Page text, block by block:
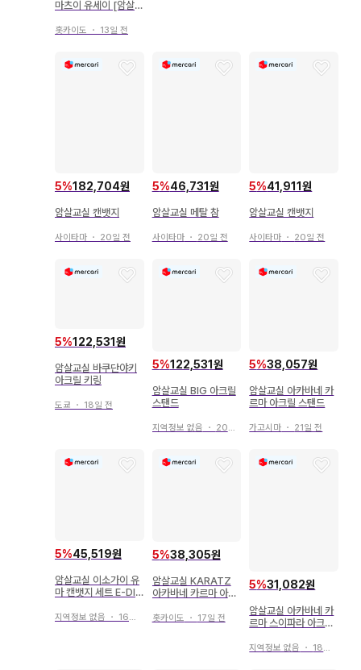
마츠이 유세이 [암살교
홋카이도 ・ 13일 전
5%182,704원
암살교실 캔뱃지
사이타마 ・ 20일 전
5%46,731원
암살교실 메탈 참
사이타마・ 20일 전
5%41,911원
암살교실 캔뱃지
사이타마 ・ 20일 전
5%122,531원
암살교실 바쿠단야키
아크릴 키링
도쿄 ・ 18일 전
5%122,531원
암살교실 BIG 아크릴
스탠드
지역정보 없음 ・ 20일 전
5%38,057원
암살교실 아카바네 카
르마 아크릴 스탠드
가고시마 ・ 21일 전
5%45,519원
암살교실 이소가이 유
마 캔뱃지 세트 E-DIN
지역정보 없음 ・ 16일 전
5%38,305원
암살교실 KARATZ
아카바네 카르마 아크
홋카이도 ・ 17일 전
5%31,082원
암살교실 아카바네 카
르마 스이파라 아크릴
지역정보 없음 ・ 18일 전